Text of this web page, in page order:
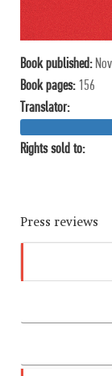
Book published:
Book pages: 156
Translator:
Rights sold to:
Press reviews